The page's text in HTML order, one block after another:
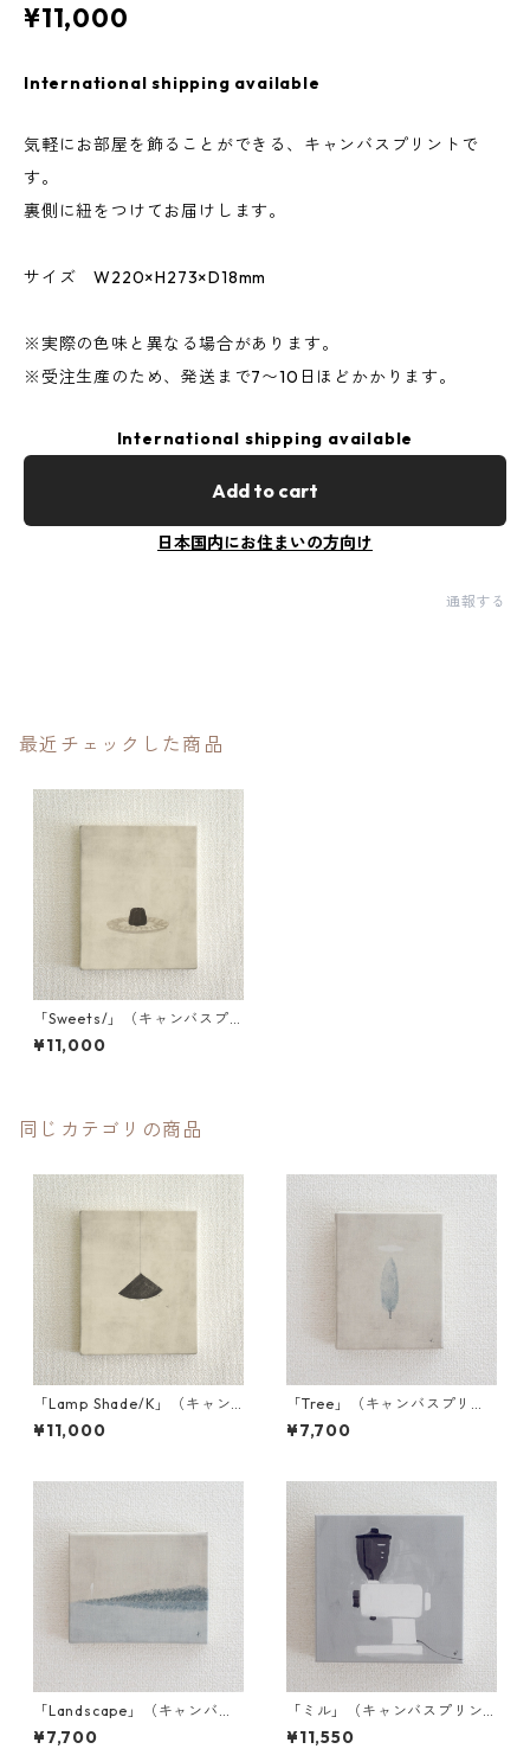
¥11,000
International shipping available
気軽にお部屋を飾ることができる、キャンバスプリントで
す。
裏側に紐をつけてお届けします。
サイズ W220×H273×D18mm
※実際の色味と異なる場合があります。
※受注生産のため、発送まで7〜10日ほどかかります。
International shipping available
Add to cart
日本国内にお住まいの方向け
通報する
最近チェックした商品
「Sweets/」（キャンバスプ
リント／額装無）
¥11,000
同じカテゴリの商品
「Lamp Shade/K」（キャン
バスプリント／額装無）
¥11,000
「Tree」（キャンバスプリン
ト／額装無）F0002
¥7,700
「Landscape」（キャンバス
プリント／額装無）F0001
¥7,700
「ミル」（キャンバスプリン
ト／額装無）S2003
¥11,550